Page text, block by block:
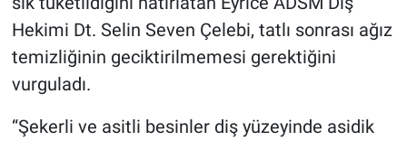
Hekimi Dt. Selin Seven Çelebi, tatlı sonrası ağız
temizliğinin geciktirilmemesi gerektiğini
vurguladı.
“Şekerli ve asitli besinler diş yüzeyinde asidik